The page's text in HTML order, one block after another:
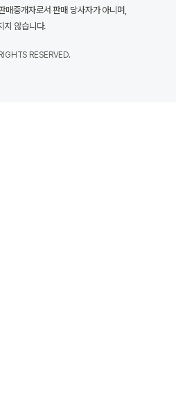
중개자로서 판매 당사자가 아니며,
지 않습니다.
RESERVED.